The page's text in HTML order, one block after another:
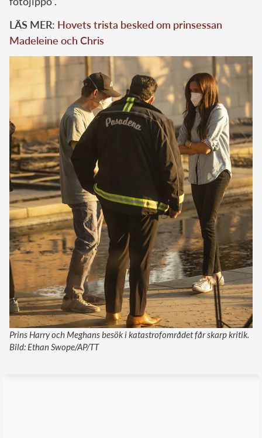
LÄS MER: Hovets trista besked om prinsessan
Madeleine och Chris
Prins Harry och Meghans besök i katastrofområdet får skarp kritik.
Bild: Ethan Swope/AP/TT